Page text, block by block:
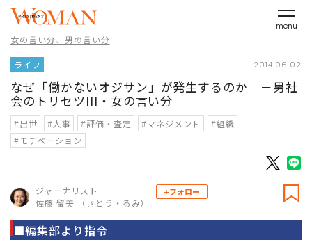
menu
女の言い分、男の言い分
ライフ 2014.06.02
なぜ「働かないオジサン」が発生するのか －男社
会のトリセツIII・女の言い分
#出世 #人事 #評価・査定 #マネジメント
#組織
#モチベーション
ジャーナリスト
佐藤 留美 （さとう・るみ）
+フォロー
■編集部より指令